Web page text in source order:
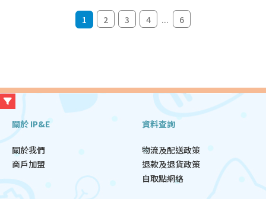
1 2 3 4 ... 6
關於 IP&E
關於我們
商戶加盟
資料查詢
物流及配送政策
退款及退貨政策
自取點網絡